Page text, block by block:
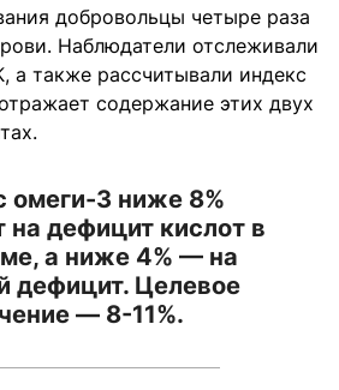
добровольцы четыре раза
Наблюдатели отслеживали
а также рассчитывали индекс
содержание этих двух
омеги-3 ниже 8%
на дефицит кислот в
а ниже 4% — на
дефицит. Целевое
— 8-11%.